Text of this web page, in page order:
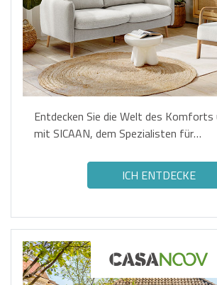
Entdecken Sie die Welt des Komforts
mit SICAAN, dem Spezialisten für
ICH ENTDECKE